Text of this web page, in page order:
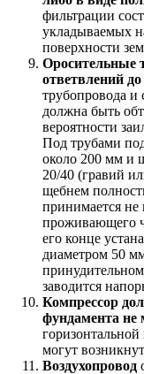
фильтрации
укладываемых
поверхности
Оросительные
ответвлений
трубопровода и
должна быть
вероятности
Под трубами
около 200 мм и
20/40 (гравий
щебнем
принимается не
проживающего
его конце
диаметром 50
заводится
Компрессор
фундамента не
могут
Воздухопровод